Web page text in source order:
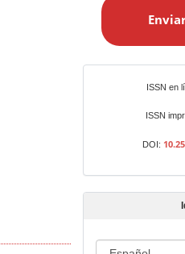
a
t
í
ISSN en
ISSN
DOI: